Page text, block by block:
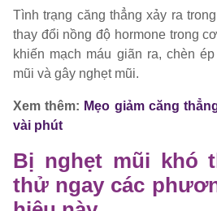
Tình trạng căng thẳng xảy ra
thay đổi nồng độ hormone trong
khiến mạch máu giãn ra, chèn
mũi và gây nghẹt mũi.
Xem thêm: Mẹo giảm căng
vài phút
Bị nghẹt mũi khó
thử ngay các